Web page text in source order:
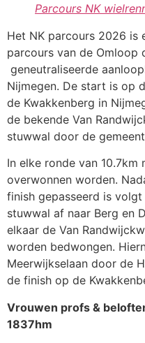
Parcours NK
Het NK parcours 2026
parcours van de Omloop
geneutraliseerde
Nijmegen. De start is op
de Kwakkenberg in
de bekende Van
stuwwal door de
In elke ronde van
overwonnen worden.
finish gepasseerd is
stuwwal af naar Berg en
elkaar de Van
worden bedwongen.
Meerwijkselaan door de
de finish op de
Vrouwen profs &
1837hm